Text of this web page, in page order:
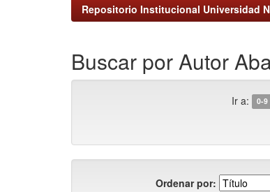
Repositorio Institucional Universidad
Buscar por Autor
Ir a: 0-9
Ordenar por: